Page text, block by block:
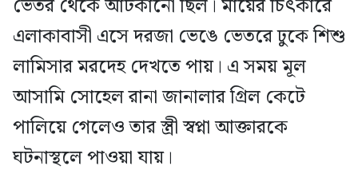
ভেতর থেকে আটকানো ছিল। মায়ের চিৎকারে
এলাকাবাসী এসে দরজা ভেঙে ভেতরে ঢুকে শিশু
লামিসার মরদেহ দেখতে পায়। এ সময় মূল
আসামি সোহেল রানা জানালার গ্রিল কেটে
পালিয়ে গেলেও তার স্ত্রী স্বপ্না আক্তারকে
ঘটনাস্থলে পাওয়া যায়।